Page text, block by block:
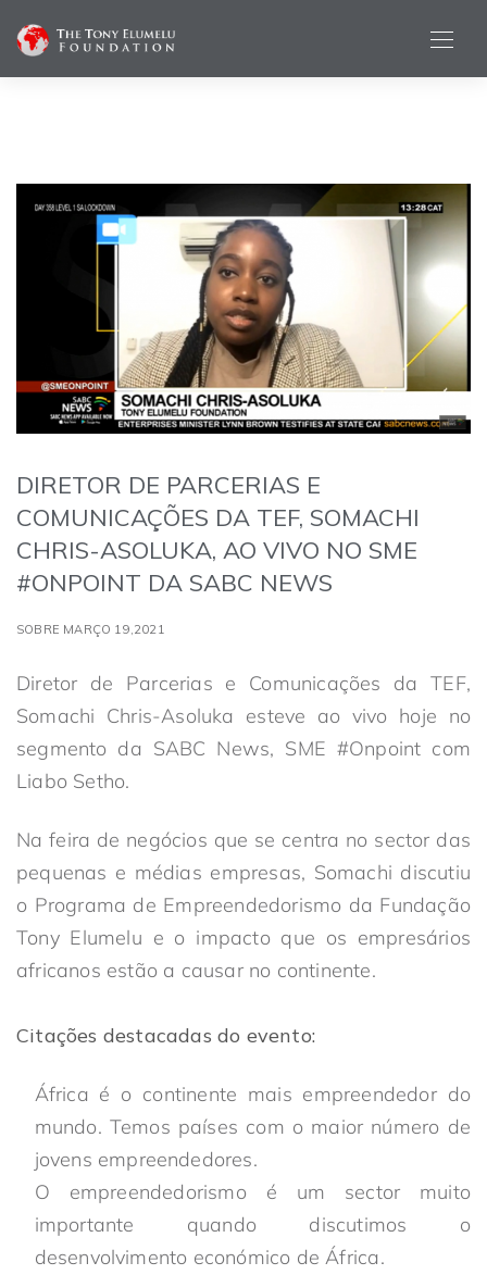
DIRETOR DE PARCERIAS E
COMUNICAÇÕES DA TEF, SOMACHI
CHRIS-ASOLUKA, AO VIVO NO SME
#ONPOINT DA SABC NEWS
SOBRE MARÇO 19,2021
Diretor de Parcerias e Comunicações da TEF,
Somachi Chris-Asoluka esteve ao vivo hoje no
segmento da SABC News, SME #Onpoint com
Liabo Setho.
Na feira de negócios que se centra no sector das
pequenas e médias empresas, Somachi discutiu
o Programa de Empreendedorismo da Fundação
Tony Elumelu e o impacto que os empresários
africanos estão a causar no continente.
Citações destacadas do evento:
África é o continente mais empreendedor do
mundo. Temos países com o maior número de
jovens empreendedores.
O empreendedorismo é um sector muito
importante quando discutimos o
desenvolvimento económico de África.